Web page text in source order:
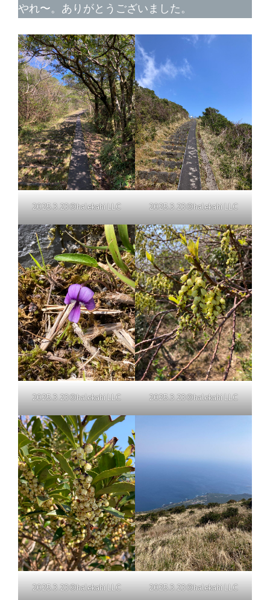
やれ〜。ありがとうございました。
2025.3.23©halekahi LLC 2025.3.23©halekahi LLC
2025.3.23©halekahi LLC 2025.3.23©halekahi LLC
2025.3.23©halekahi LLC 2025.3.23©halekahi LLC